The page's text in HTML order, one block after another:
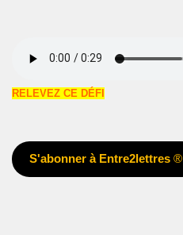
RELEVEZ CE DÉFI
S'abonner à Entre2lettres®